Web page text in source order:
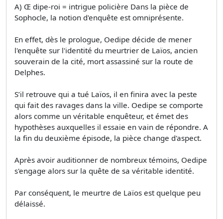
A) Œ dipe-roi = intrigue policière Dans la pièce de
Sophocle, la notion d'enquête est omniprésente.
En effet, dès le prologue, Oedipe décide de mener
l'enquête sur l'identité du meurtrier de Laïos, ancien
souverain de la cité, mort assassiné sur la route de
Delphes.
S’il retrouve qui a tué Laïos, il en finira avec la peste
qui fait des ravages dans la ville. Oedipe se comporte
alors comme un véritable enquêteur, et émet des
hypothèses auxquelles il essaie en vain de répondre. A
la fin du deuxième épisode, la pièce change d'aspect.
Après avoir auditionner de nombreux témoins, Oedipe
s'engage alors sur la quête de sa véritable identité.
Par conséquent, le meurtre de Laïos est quelque peu
délaissé.